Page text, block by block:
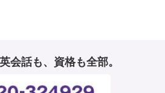
会話も、資格も全部。